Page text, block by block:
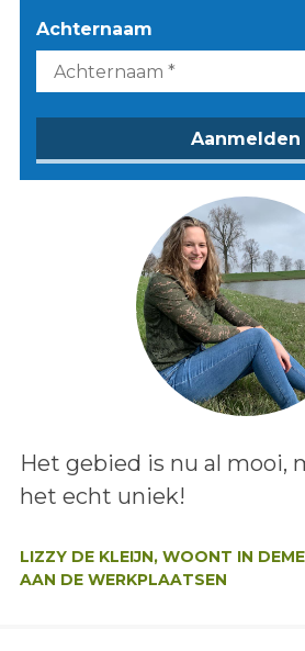
Achternaam
Lees het bericht:
Het gebied is nu al mooi,
het echt uniek!
LIZZY DE KLEIJN, WOONT IN
AAN DE WERKPLAATSEN